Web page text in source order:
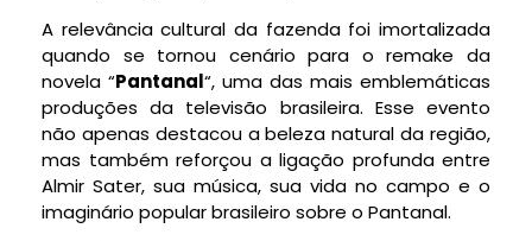
A relevância cultural da fazenda foi imortalizada
quando se tornou cenário para o remake da
novela “Pantanal“, uma das mais emblemáticas
produções da televisão brasileira. Esse evento
não apenas destacou a beleza natural da região,
mas também reforçou a ligação profunda entre
Almir Sater, sua música, sua vida no campo e o
imaginário popular brasileiro sobre o Pantanal.